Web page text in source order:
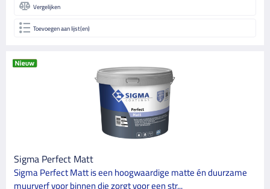
Vergelijken
Toevoegen aan lijst(en)
Sigma Perfect Matt
Sigma Perfect Matt is een hoogwaardige matte én duurzame
muurverf voor binnen die zorgt voor een str...